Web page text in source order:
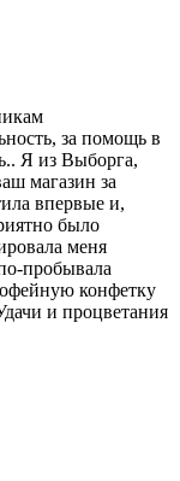
за помощь в
Я из Выборга,
магазин за
впервые и,
было
меня
пробывала
конфетку
и процветания